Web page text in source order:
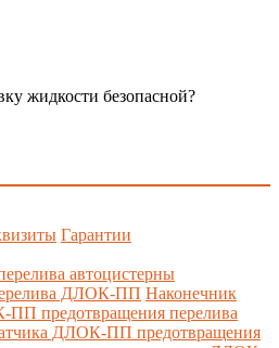
жидкости безопасной?
Гарантии
автоцистерны
ДЛОК-ПП Наконечник
ПП предотвращения перелива
ДЛОК-ПП предотвращения